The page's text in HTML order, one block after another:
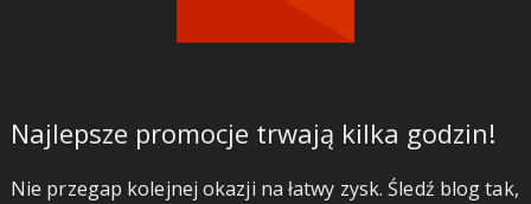
Najlepsze promocje trwają kilka godzin!
Nie przegap kolejnej okazji na łatwy zysk. Śledź blog tak,